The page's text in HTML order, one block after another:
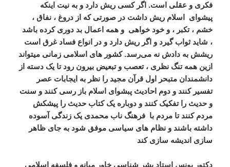
فکری و عقلی است. اگر کسی ریش دارد و به نیت اینکه
پیشوای
اسلام ریش داشت در صورتی که از دروغ ، نفاق ،
خشم ، تکبر ، و خود خواهی و همه اعمال بد دوری کرده باشد
، شاید ثواب گیرد و اگر ریش دارد و در انواع فساد غرق است
ریشش به دادش نه می‌رسد. کشور های اسلامی زمانی میتواند
ازین همه تنگ نظری ، تعصب و تبعیض بیرون رود تا یک دسته از
دانشمندان متبحر اول قرآن مجید را نظر به ایجابات عصر
تفسیر کنند و دوم احادیث پبشوای اسلام باز رسی کنند و سنت
و حدیث را تفکیک کنند و دوباره یک کتاب حدیث را پیشکش
مردم کنند تا مردم با فرهنگ ناب محمدی یک زندگی آسوده
داشته باشند و نظام های سیاسی موفق شود به جای ظاهر
سازی اندیشه سازی کند
دکتور یونس استاد بشر شناسی خاور میانه و فلسفه اسلامی